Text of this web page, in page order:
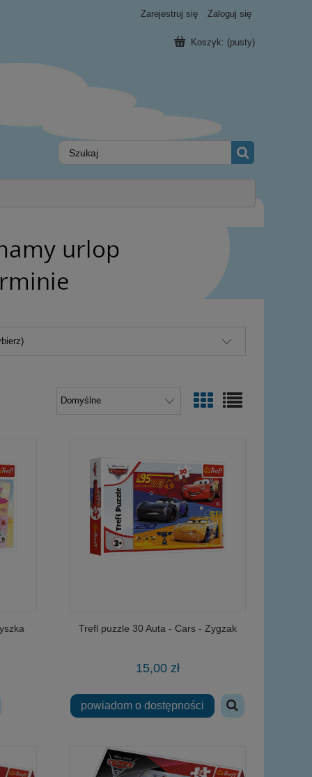
Zarejestruj się Zaloguj się
Koszyk: (pusty)
Trefl puzzle 30 Auta - Cars - Zygzak
15,00 zł
powiadom o dostępności